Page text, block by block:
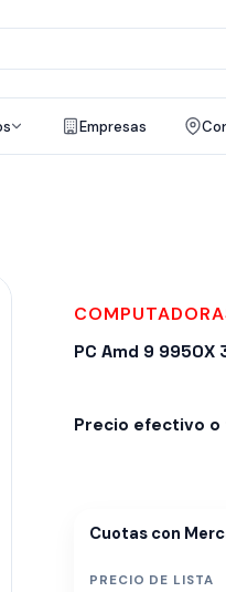
Empresas
PC Amd 9 9950X
Precio efectivo
Cuotas con
PRECIO DE LISTA